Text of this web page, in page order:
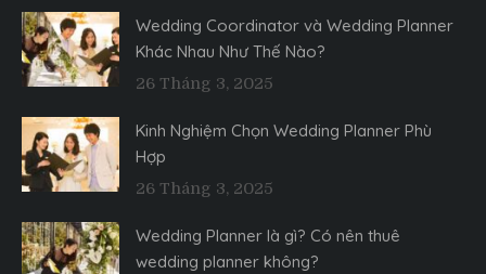
Wedding Coordinator và Wedding Planner
Khác Nhau Như Thế Nào?
26 Tháng 3, 2025
Kinh Nghiệm Chọn Wedding Planner Phù
Hợp
26 Tháng 3, 2025
Wedding Planner là gì? Có nên thuê
wedding planner không?